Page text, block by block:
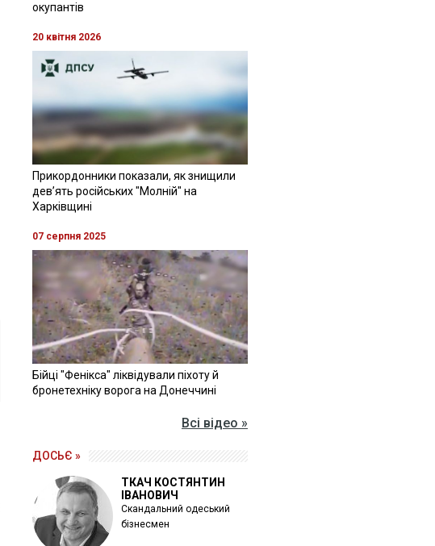
окупантів
20 квітня 2026
Прикордонники показали, як знищили
девʼять російських "Молній" на
Харківщині
07 серпня 2025
Бійці "Фенікса" ліквідували піхоту й
бронетехніку ворога на Донеччині
Всі відео »
ДОСЬЄ »
ТКАЧ КОСТЯНТИН
ІВАНОВИЧ
Скандальний одеський
бізнесмен